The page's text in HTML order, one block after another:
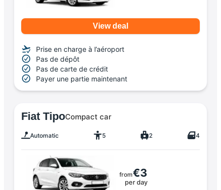
View deal
Prise en charge à l’aéroport
Pas de dépôt
Pas de carte de crédit
Payer une partie maintenant
Fiat TipoCompact car
Automatic 5 2 4
from€3
per day